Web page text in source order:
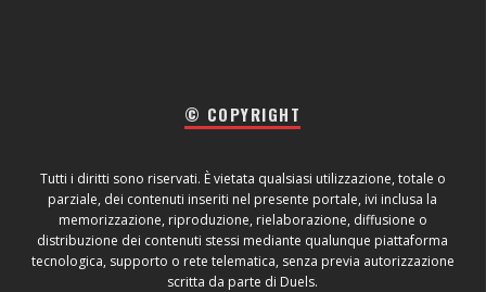
© COPYRIGHT
Tutti i diritti sono riservati. È vietata qualsiasi utilizzazione, totale o
parziale, dei contenuti inseriti nel presente portale, ivi inclusa la
memorizzazione, riproduzione, rielaborazione, diffusione o
distribuzione dei contenuti stessi mediante qualunque piattaforma
tecnologica, supporto o rete telematica, senza previa autorizzazione
scritta da parte di Duels.